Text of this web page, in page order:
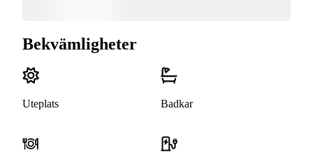
Bekvämligheter
Uteplats Badkar